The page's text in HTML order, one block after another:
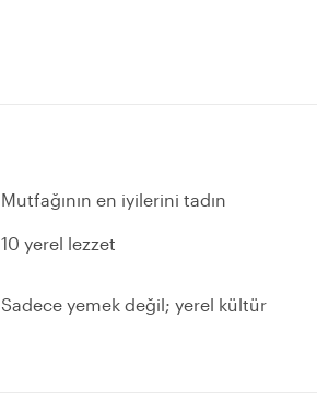
Mutfağının en iyilerini tadın
10 yerel lezzet
Sadece yemek değil; yerel kültür